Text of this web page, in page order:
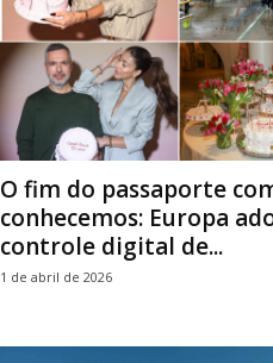
O fim do passaporte
conhecemos: Europa
controle digital de...
1 de abril de 2026